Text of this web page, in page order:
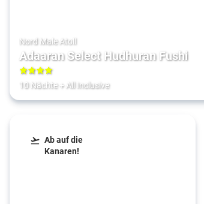
Nord Male Atoll
Adaaran Select Hudhuran Fushi
4
10 Nächte+ All Inclusive
Ab auf die
Kanaren!